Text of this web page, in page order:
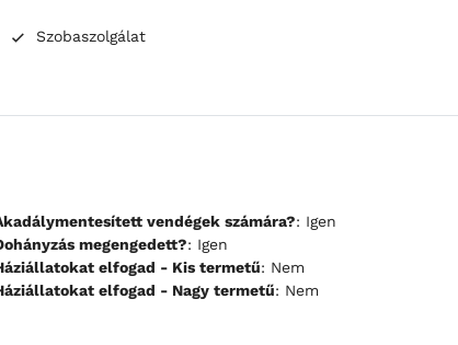
Szobaszolgálat
vendégek számára?
: Igen
megengedett?
: Igen
Háziállatokat elfogad - Kis termetű
: Nem
Háziállatokat elfogad - Nagy termetű
: Nem